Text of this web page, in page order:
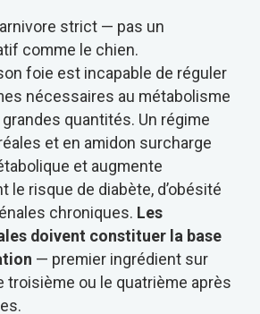
strict — pas un
comme le chien.
foie est incapable de réguler
nécessaires au métabolisme
quantités. Un régime
et en amidon surcharge
et augmente
le risque de diabète, d’obésité
chroniques. Les
doivent constituer la base
— premier ingrédient sur
troisième ou le quatrième après